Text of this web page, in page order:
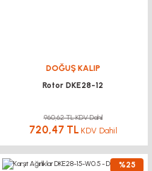
DOĞUŞ KALIP
Rotor DKE28-12
960,62 TL KDV Dahil
720,47 TL KDV Dahil
%25